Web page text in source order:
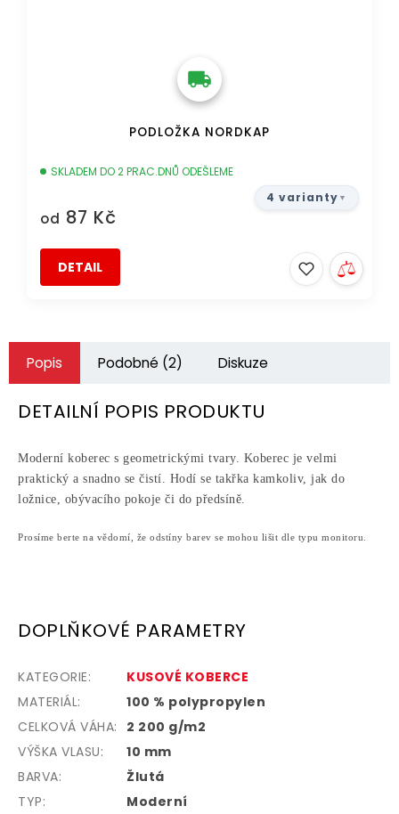
PODLOŽKA NORDKAP
SKLADEM DO 2 PRAC.DNŮ ODEŠLEME
od 87 Kč
DETAIL
4 varianty
Popis Podobné (2) Diskuze
DETAILNÍ POPIS PRODUKTU
Moderní koberec s geometrickými tvary. Koberec je velmi
praktický a snadno se čistí. Hodí se takřka kamkoliv, jak do
ložnice, obývacího pokoje či do předsíně.
Prosíme berte na vědomí, že odstíny barev se mohou lišit dle typu monitoru.
DOPLŇKOVÉ PARAMETRY
KATEGORIE:
KUSOVÉ KOBERCE
MATERIÁL:
100 % polypropylen
CELKOVÁ VÁHA:
2 200 g/m2
VÝŠKA VLASU:
10 mm
BARVA:
Žlutá
TYP:
Moderní